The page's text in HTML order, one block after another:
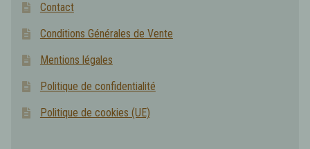
Contact
Conditions Générales de Vente
Mentions légales
Politique de confidentialité
Politique de cookies (UE)